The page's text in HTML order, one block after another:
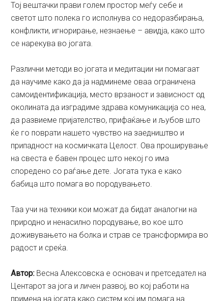
Тој вештачки прави голем простор меѓу себе и
светот што полека го исполнува со недоразбирања,
конфликти, игнорирање, незнаење – авидја, како што
се нарекува во јогата.
Различни методи во јогата и медитации ни помагаат
да научиме како да ја надминеме оваа ограничена
самоидентификација, место врзаност и зависност од
околината да изградиме здрава комуникација со неа,
да развиеме пријателство, прифаќање и љубов што
ќе го поврати нашето чувство на заедништво и
припадност на космичката Целост. Ова проширување
на свеста е бавен процес што некој го има
споредено со раѓање дете. Јогата тука е како
бабица што помага во породувањето.
Таа учи на техники кои можат да бидат аналогни на
природно и ненасилно породување, во кое што
доживувањето на болка и страв се трансформира во
радост и среќа.
Aвтор: Весна Алексовска е оснoвач и претседател на
Центарот за јога и личен развој, во кој работи на
примена на јогата како систем кој им помага на